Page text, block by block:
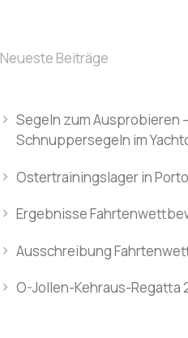
Neueste Beiträge
Segeln zum Ausprobieren –
Schnuppersegeln im
Ostertrainingslager in
Ergebnisse
Ausschreibung
O-Jollen-Kehraus-Regatta